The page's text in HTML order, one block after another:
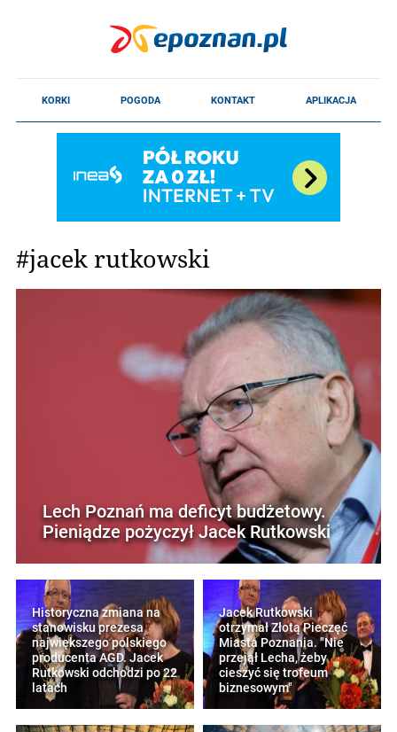
#jacek rutkowski
Lech Poznań ma deficyt budżetowy.
Pieniądze pożyczył Jacek Rutkowski
Historyczna zmiana na
stanowisku prezesa
największego polskiego
producenta AGD. Jacek
Rutkowski odchodzi po 22
latach
Jacek Rutkowski
otrzymał Złotą Pieczęć
Miasta Poznania. "Nie
przejął Lecha, żeby
cieszyć się trofeum
biznesowym"